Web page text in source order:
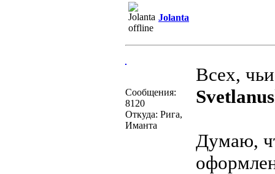
Jolanta
Сообщения:
8120
Откуда: Рига,
Иманта
Всех,
Думаю,